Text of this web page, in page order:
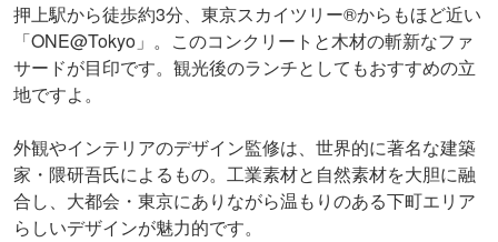
押上駅から徒歩約3分、東京スカイツリー®からもほど近い
「ONE@Tokyo」。このコンクリートと木材の斬新なファ
サードが目印です。観光後のランチとしてもおすすめの立
地ですよ。
外観やインテリアのデザイン監修は、世界的に著名な建築
家・隈研吾氏によるもの。工業素材と自然素材を大胆に融
合し、大都会・東京にありながら温もりのある下町エリア
らしいデザインが魅力的です。